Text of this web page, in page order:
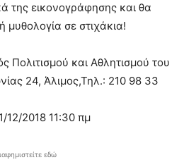
της εικονογράφησης και θα
σε στιχάκια!
Πολιτισμού και Αθλητισμού του
24, Άλιμος,Τηλ.: 210 98 33
12/2018 11:30 πμ
εδώ